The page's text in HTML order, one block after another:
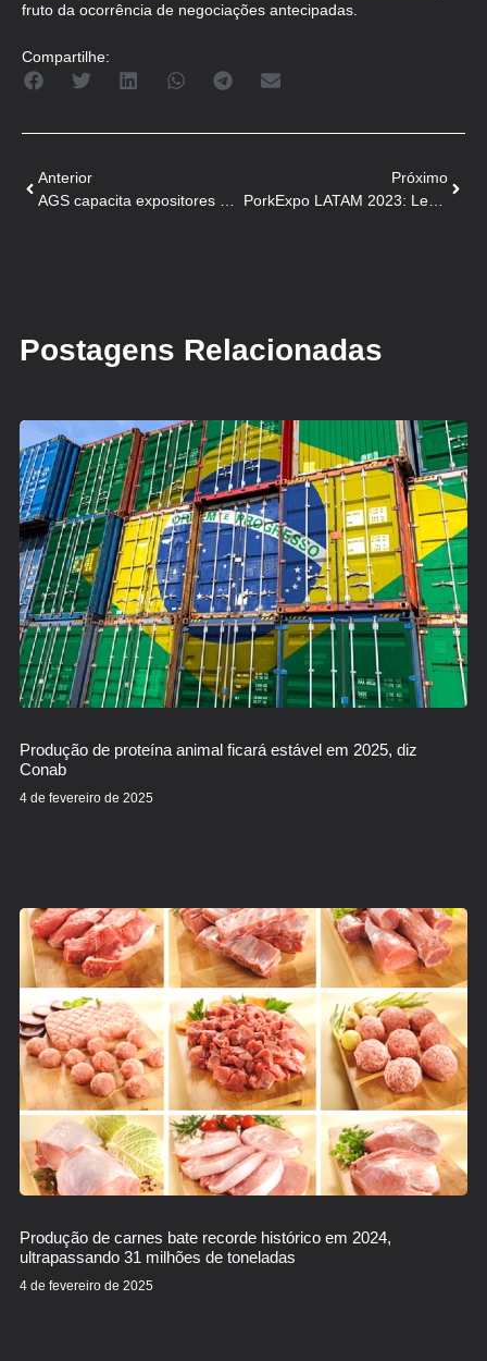
fruto da ocorrência de negociações antecipadas.
Compartilhe:
Anterior
Próximo
PorkExpo LATAM 2023: Lero Agro tem produtos duráveis e de fácil manejo
Postagens Relacionadas
Produção de proteína animal ficará estável em 2025, diz
Conab
4 de fevereiro de 2025
Produção de carnes bate recorde histórico em 2024,
ultrapassando 31 milhões de toneladas
4 de fevereiro de 2025